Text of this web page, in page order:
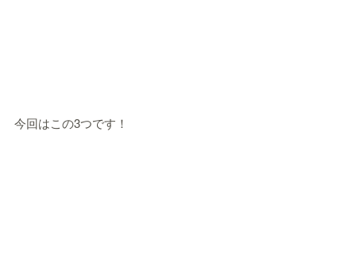
今回はこの3つです！